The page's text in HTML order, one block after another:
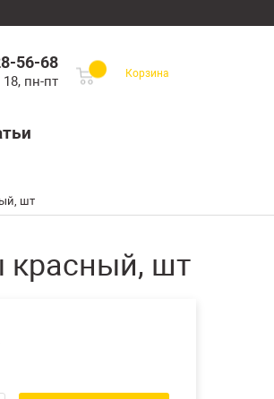
шт
красный, шт
56-68
пн-пт
Корзина